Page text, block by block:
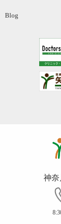
Blog
神